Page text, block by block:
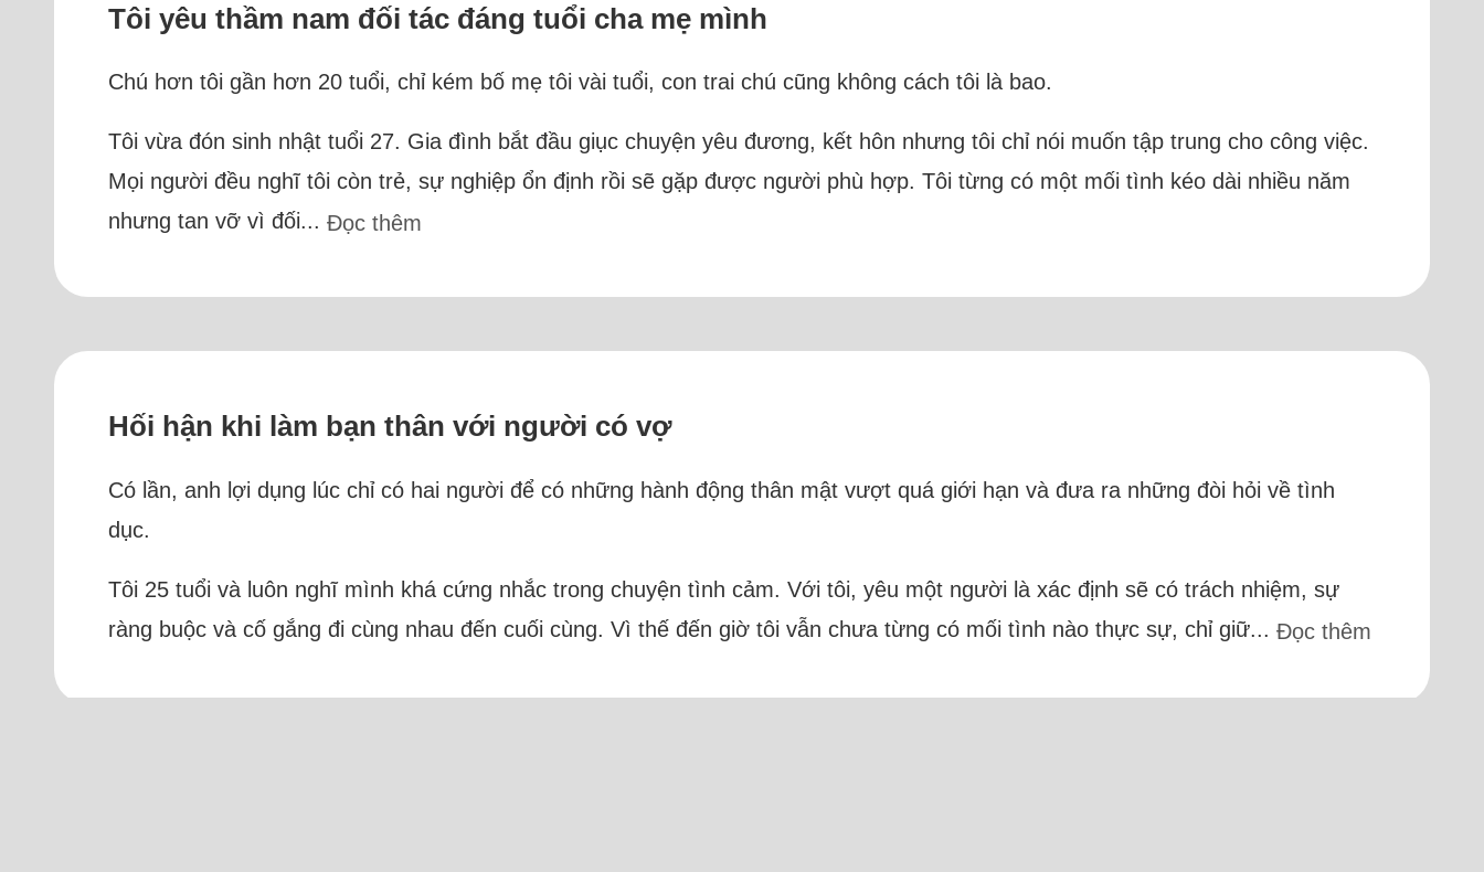
Tôi yêu thầm nam đối tác đáng tuổi cha mẹ mình
Chú hơn tôi gần hơn 20 tuổi, chỉ kém bố mẹ tôi vài tuổi, con trai chú cũng không cách tôi là bao.
Tôi vừa đón sinh nhật tuổi 27. Gia đình bắt đầu giục chuyện yêu đương, kết hôn nhưng tôi chỉ nói muốn tập trung cho công việc.
Mọi người đều nghĩ tôi còn trẻ, sự nghiệp ổn định rồi sẽ gặp được người phù hợp. Tôi từng có một mối tình kéo dài nhiều năm
nhưng tan vỡ vì đối... Đọc thêm
Hối hận khi làm bạn thân với người có vợ
Có lần, anh lợi dụng lúc chỉ có hai người để có những hành động thân mật vượt quá giới hạn và đưa ra những đòi hỏi về tình
dục.
Tôi 25 tuổi và luôn nghĩ mình khá cứng nhắc trong chuyện tình cảm. Với tôi, yêu một người là xác định sẽ có trách nhiệm, sự
ràng buộc và cố gắng đi cùng nhau đến cuối cùng. Vì thế đến giờ tôi vẫn chưa từng có mối tình nào thực sự, chỉ giữ... Đọc thêm